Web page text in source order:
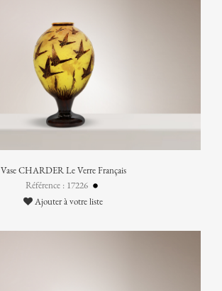
Vase CHARDER Le Verre Français
Référence : 17226
Ajouter à votre liste